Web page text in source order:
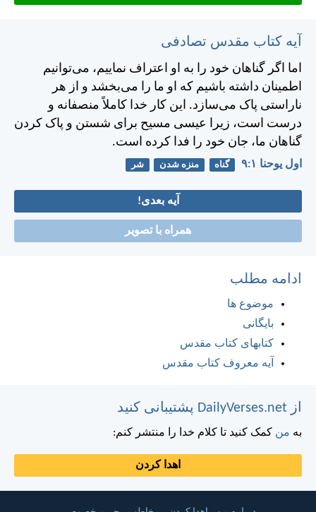
آیه کتاب مقدس تصادفی
اما اگر گناهان خود را به او اعتراف نماييم، می‌توانيم
اطمينان داشته باشيم كه او ما را می‌بخشد و از هر
ناراستی پاک می‌سازد. اين كار خدا كاملاً منصفانه و
درست است، زيرا عيسی مسيح برای شستن و پاک كردن
گناهان ما، جان خود را فدا كرده است.
اول يوحنا ۱:‏۹ گناه منزه شدن شر
آیه بعدی!
همراه با تصویر
ادامه مطلب
موضوع ها
بایگانی
کتابهای کتاب مقدس
آیه معروف کتاب مقدس
از DailyVerses.net پشتیبانی کنید
به من کمک کنید تا کلام خدا را منتشر کنم:
اهدا کردن